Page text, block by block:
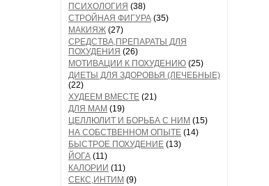
ПСИХОЛОГИЯ (38)
СТРОЙНАЯ ФИГУРА (35)
МАКИЯЖ (27)
СРЕДСТВА,ПРЕПАРАТЫ ДЛЯ
ПОХУДЕНИЯ (26)
МОТИВАЦИИ К ПОХУДЕНИЮ (25)
ДИЕТЫ ДЛЯ ЗДОРОВЬЯ (ЛЕЧЕБНЫЕ)
(22)
ХУДЕЕМ ВМЕСТЕ (21)
ДЛЯ МАМ (19)
ЦЕЛЛЮЛИТ И БОРЬБА С НИМ (15)
НА СОБСТВЕННОМ ОПЫТЕ (14)
БЫСТРОЕ ПОХУДЕНИЕ (13)
ЙОГА (11)
КАЛОРИИ (11)
СЕКС,ИНТИМ (9)